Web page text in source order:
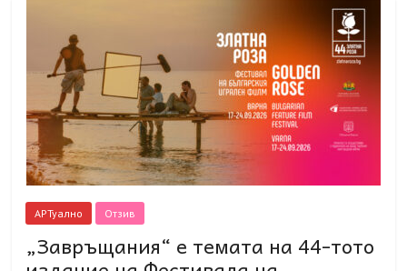
АРТуално Отзив
„Завръщания“ е темата на 44-тото